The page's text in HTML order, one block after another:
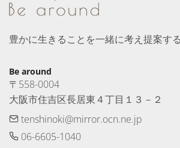
豊かに生きることを一緒に考え提案する
Be around
〒558-0004
大阪市住吉区長居東４丁目１３－２
tenshinoki@mirror.ocn.ne.jp
06-6605-1040